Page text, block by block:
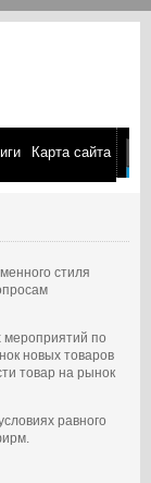
Карта сайта
стиля
по
новых товаров
товар на рынок
равного